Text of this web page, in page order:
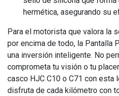
hermética, asegurando su
Para el motorista que valora la
por encima de todo, la Pantalla
una inversión inteligente. No
comprometa tu visión o tu
casco HJC C10 o C71 con esta
disfruta de cada kilómetro con